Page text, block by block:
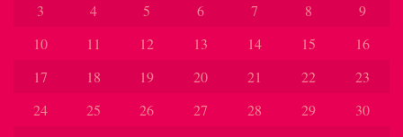
3
4 5 6 7 8
9
10
11 12 13 14 15
16
17
18 19 20 21 22
23
24
25 26 27 28 29
30